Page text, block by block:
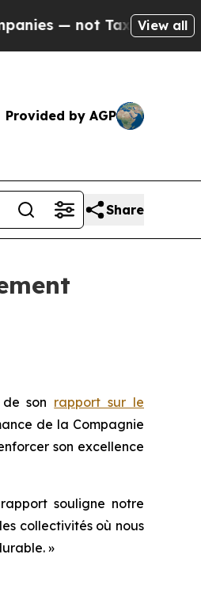
Taxpayers — theView all
Provided by AGP
Share
son rapport sur le
de la Compagnie
son excellence
souligne notre
collectivités où nous
durable. »